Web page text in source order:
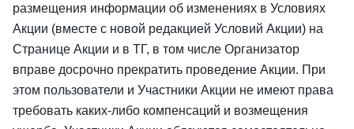
размещения информации об изменениях в Условиях
Акции (вместе с новой редакцией Условий Акции) на
Странице Акции и в ТГ, в том числе Организатор
вправе досрочно прекратить проведение Акции. При
этом пользователи и Участники Акции не имеют права
требовать каких-либо компенсаций и возмещения